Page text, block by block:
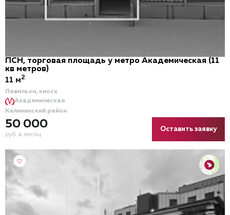
ПСН, торговая площадь у метро Академическая (11
кв метров)
Павильон, киоск
Академическая
Калининский район
50 000
руб. в месяц
11 м2
Оставить заявку